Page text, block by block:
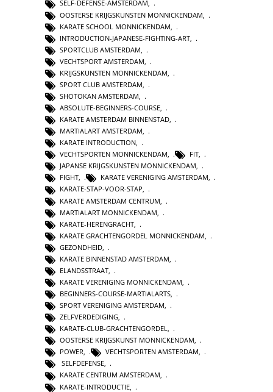
SELF-DEFENSE-AMSTERDAM,
OOSTERSE KRIJGSKUNSTEN MONNICKENDAM
KARATE SCHOOL MONNICKENDAM
INTRODUCTION-JAPANESE-FIGHTING-ART
SPORTCLUB AMSTERDAM
VECHTSPORT AMSTERDAM
KRIJGSKUNSTEN MONNICKENDAM
SPORT CLUB AMSTERDAM
SHOTOKAN AMSTERDAM
ABSOLUTE-BEGINNERS-COURSE,
KARATE AMSTERDAM BINNENSTAD,
MARTIALART AMSTERDAM,
KARATE INTRODUCTION,
VECHTSPORTEN MONNICKENDAM, FIT,
JAPANSE KRIJGSKUNSTEN MONNICKENDAM,
FIGHT, KARATE VERENIGING AMSTERDAM,
KARATE-STAP-VOOR-STAP,
KARATE AMSTERDAM CENTRUM
MARTIALART MONNICKENDAM
KARATE-HERENGRACHT
KARATE GRACHTENGORDEL MONNICKENDAM
GEZONDHEID
KARATE BINNENSTAD AMSTERDAM
ELANDSSTRAAT
KARATE VERENIGING MONNICKENDAM
BEGINNERS-COURSE-MARTIALARTS,
SPORT VERENIGING AMSTERDAM,
ZELFVERDEDIGING,
KARATE-CLUB-GRACHTENGORDEL,
OOSTERSE KRIJGSKUNST MONNICKENDAM,
POWER, VECHTSPORTEN AMSTERDAM,
SELFDEFENSE,
KARATE CENTRUM AMSTERDAM,
KARATE-INTRODUCTIE